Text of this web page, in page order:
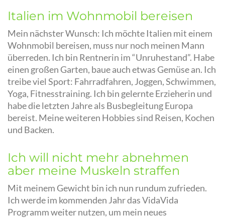
Italien im Wohnmobil bereisen
Mein nächster Wunsch: Ich möchte Italien mit einem
Wohnmobil bereisen, muss nur noch meinen Mann
überreden. Ich bin Rentnerin im “Unruhestand”. Habe
einen großen Garten, baue auch etwas Gemüse an. Ich
treibe viel Sport: Fahrradfahren, Joggen, Schwimmen,
Yoga, Fitnesstraining. Ich bin gelernte Erzieherin und
habe die letzten Jahre als Busbegleitung Europa
bereist. Meine weiteren Hobbies sind Reisen, Kochen
und Backen.
Ich will nicht mehr abnehmen
aber meine Muskeln straffen
Mit meinem Gewicht bin ich nun rundum zufrieden.
Ich werde im kommenden Jahr das VidaVida
Programm weiter nutzen, um mein neues